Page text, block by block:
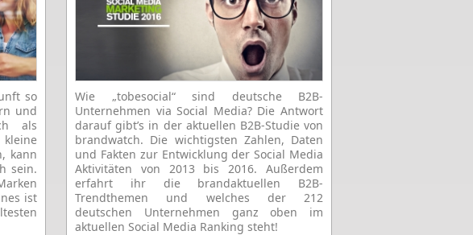
so
und
als
kann
sein.
ist
Wie „tobesocial“ sind deutsche B2B-
Unternehmen via Social Media? Die Antwort
darauf gibt’s in der aktuellen B2B-Studie von
brandwatch. Die wichtigsten Zahlen, Daten
und Fakten zur Entwicklung der Social Media
Aktivitäten von 2013 bis 2016. Außerdem
erfahrt ihr die brandaktuellen B2B-
Trendthemen und welches der 212
deutschen Unternehmen ganz oben im
aktuellen Social Media Ranking steht!